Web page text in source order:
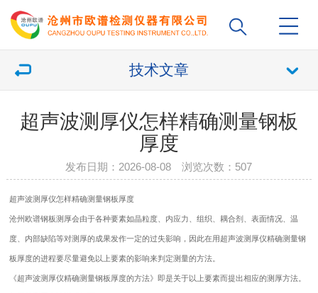
技术文章
超声波测厚仪怎样精确测量钢板
厚度
发布日期：2026-08-08 浏览次数： 507
超声波测厚仪怎样精确测量钢板厚度
沧州欧谱钢板测厚会由于各种要素如晶粒度、内应力、组织、耦合剂、表面情况、温
度、内部缺陷等对测厚的成果发作一定的过失影响，因此在用超声波测厚仪精确测量钢
板厚度的进程要尽量避免以上要素的影响来判定测量的方法。
《超声波测厚仪精确测量钢板厚度的方法》即是关于以上要素而提出相应的测厚方法。